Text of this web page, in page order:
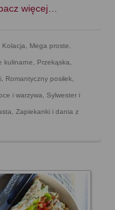
więcej…
Kolacja Mega proste
kulinarne Przekąska
Romantyczny posiłek
i warzywa Sylwester i
Zapiekanki i dania z